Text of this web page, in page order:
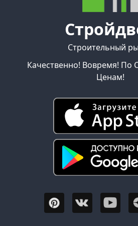
Строительный
Качественно! Вовремя! По
Ценам!